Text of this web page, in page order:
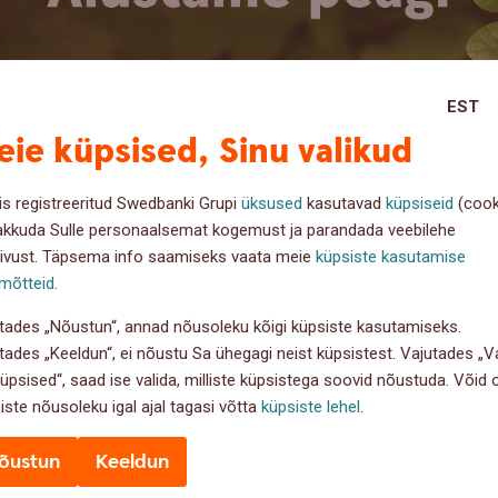
EST
küpsised, Sinu valikud
registreeritud Swedbanki Grupiüksused kasutavadküpsiseid
Sulle personaalsemat kogemust ja parandada veebilehe
Täpsema info saamiseks vaata meieküpsiste kasutamise
„Nõustun“, annad nõusoleku kõigi küpsiste kasutamiseks.
„Keeldun“, ei nõustu Sa ühegagi neist küpsistest. Vajutades
saad ise valida, milliste küpsistega soovid nõustuda. Võid
nõusoleku igal ajal tagasi võttaküpsiste lehel
Keeldun
aug 2022